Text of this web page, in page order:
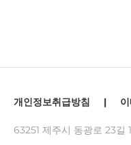
개인정보취급방침 |
63251 제주시 동광로 23길